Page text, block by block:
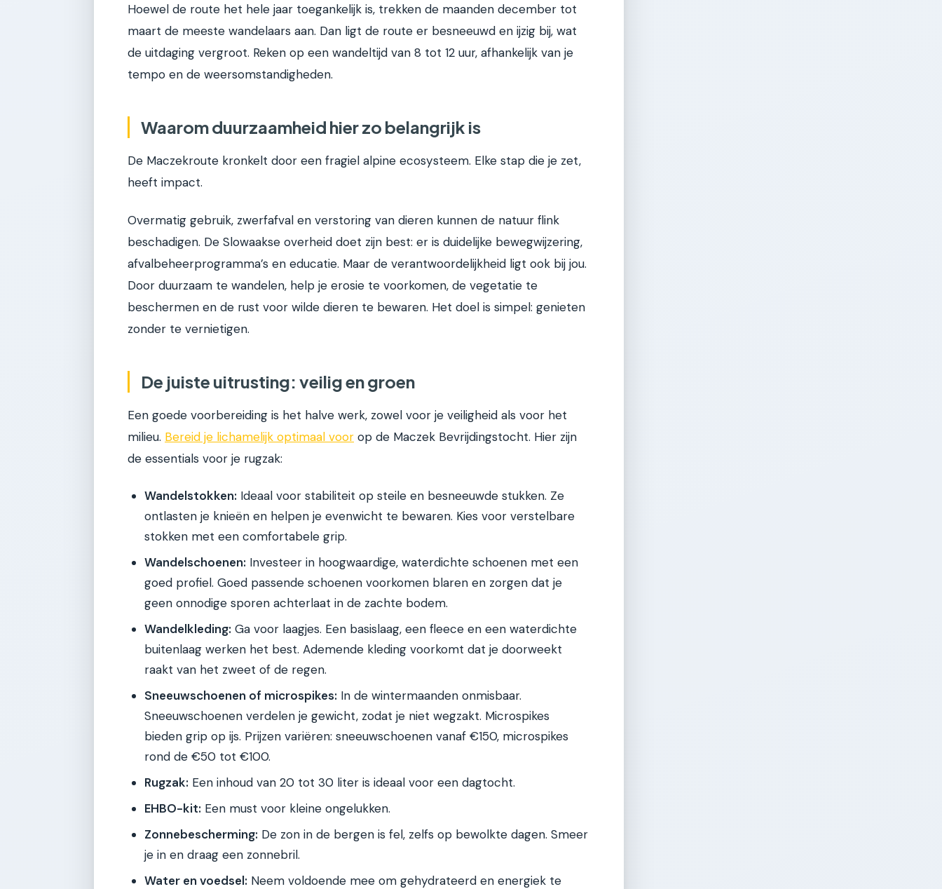
Hoewel de route het hele jaar toegankelijk is, trekken de maanden december tot
maart de meeste wandelaars aan. Dan ligt de route er besneeuwd en ijzig bij, wat
de uitdaging vergroot. Reken op een wandeltijd van 8 tot 12 uur, afhankelijk van je
tempo en de weersomstandigheden.
Waarom duurzaamheid hier zo belangrijk is
De Maczekroute kronkelt door een fragiel alpine ecosysteem. Elke stap die je zet,
heeft impact.
Overmatig gebruik, zwerfafval en verstoring van dieren kunnen de natuur flink
beschadigen. De Slowaakse overheid doet zijn best: er is duidelijke bewegwijzering,
afvalbeheerprogramma’s en educatie. Maar de verantwoordelijkheid ligt ook bij jou.
Door duurzaam te wandelen, help je erosie te voorkomen, de vegetatie te
beschermen en de rust voor wilde dieren te bewaren. Het doel is simpel: genieten
zonder te vernietigen.
De juiste uitrusting: veilig en groen
Een goede voorbereiding is het halve werk, zowel voor je veiligheid als voor het
milieu. Bereid je lichamelijk optimaal voor op de Maczek Bevrijdingstocht. Hier zijn
de essentials voor je rugzak:
Wandelstokken: Ideaal voor stabiliteit op steile en besneeuwde stukken. Ze
ontlasten je knieën en helpen je evenwicht te bewaren. Kies voor verstelbare
stokken met een comfortabele grip.
Wandelschoenen: Investeer in hoogwaardige, waterdichte schoenen met een
goed profiel. Goed passende schoenen voorkomen blaren en zorgen dat je
geen onnodige sporen achterlaat in de zachte bodem.
Wandelkleding: Ga voor laagjes. Een basislaag, een fleece en een waterdichte
buitenlaag werken het best. Ademende kleding voorkomt dat je doorweekt
raakt van het zweet of de regen.
Sneeuwschoenen of microspikes: In de wintermaanden onmisbaar.
Sneeuwschoenen verdelen je gewicht, zodat je niet wegzakt. Microspikes
bieden grip op ijs. Prijzen variëren: sneeuwschoenen vanaf €150, microspikes
rond de €50 tot €100.
Rugzak: Een inhoud van 20 tot 30 liter is ideaal voor een dagtocht.
EHBO-kit: Een must voor kleine ongelukken.
Zonnebescherming: De zon in de bergen is fel, zelfs op bewolkte dagen. Smeer
je in en draag een zonnebril.
Water en voedsel: Neem voldoende mee om gehydrateerd en energiek te